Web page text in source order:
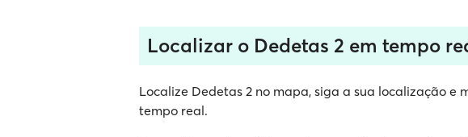
Localizar o Dedetas 2 em tempo
Localize Dedetas 2 no mapa, siga a sua localização e
tempo real.